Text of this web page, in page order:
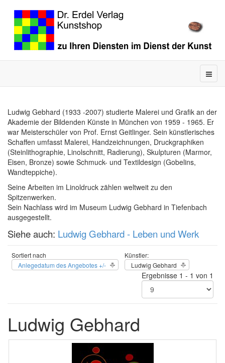
Ludwig Gebhard (1933 -2007) studierte Malerei und Grafik an der
Akademie der Bildenden Künste in München von 1959 - 1965. Er
war Meisterschüler von Prof. Ernst Geitlinger. Sein künstlerisches
Schaffen umfasst Malerei, Handzeichnungen, Druckgraphiken
(Steinlithographie, Linolschnitt, Radierung), Skulpturen (Marmor,
Eisen, Bronze) sowie Schmuck- und Textildesign (Gobelins,
Wandteppiche).
Seine Arbeiten im Linoldruck zählen weltweit zu den
Spitzenwerken.
Sein Nachlass wird im Museum Ludwig Gebhard in Tiefenbach
ausgegestellt.
Siehe auch: Ludwig Gebhard - Leben und Werk
Sortiert nach
Anlegedatum des Angebotes +/-
Künstler:
Ludwig Gebhard
Ergebnisse 1 - 1 von 1
Ludwig Gebhard